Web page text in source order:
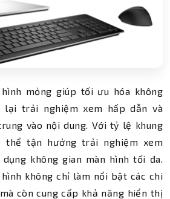
mỏng giúp tối ưu hóa không
lại trải nghiệm xem hấp dẫn và
vào nội dung. Với tỷ lệ khung
thể tận hưởng trải nghiệm xem
không gian màn hình tối đa.
không chỉ làm nổi bật các chi
còn cung cấp khả năng hiển thị